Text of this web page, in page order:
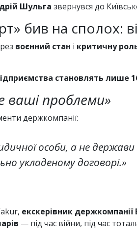
Шульга звернувся до
бив на сполох:
воєнний стан і критичну
становлять лише
ваші проблеми»
держкомпанії:
особи, а не
укладеному договорі.»
екскерівник держкомпанії
— під час війни, під час